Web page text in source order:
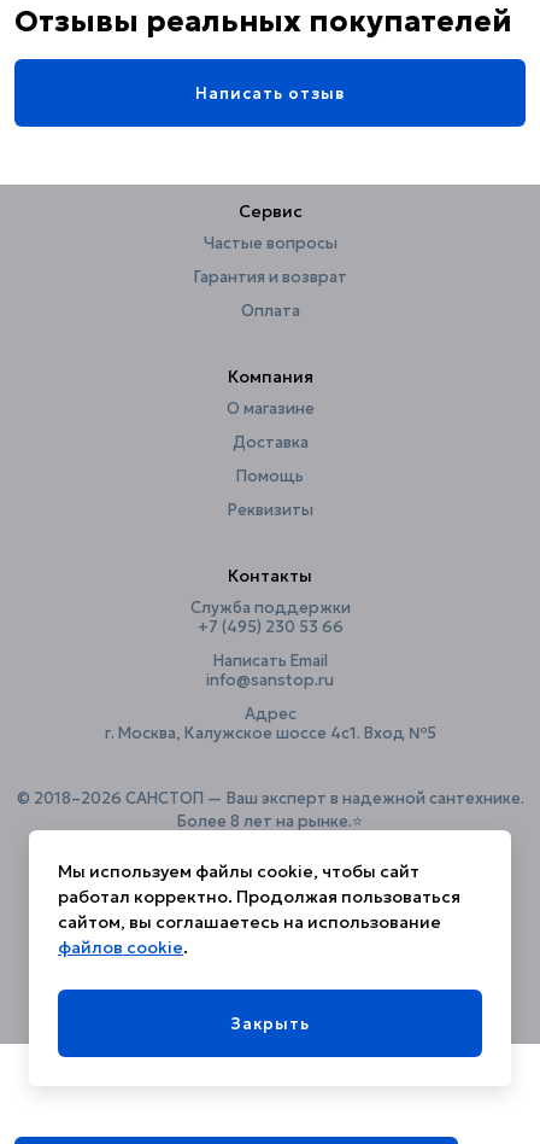
Внешний вид
глянцевая
Защита от обратного потока нет
Отзывы реальных покупателей
Написать отзыв
Сервис
Частые вопросы
Гарантия и возврат
Оплата
Компания
О магазине
Доставка
Помощь
Реквизиты
Контакты
Служба поддержки
+7 (495) 230 53 66
Написать Email
info@sanstop.ru
Адрес
г. Москва, Калужское шоссе 4с1. Вход №5
© 2018–2026 САНСТОП — Ваш эксперт в надежной сантехнике.
Более 8 лет на рынке.⭐️
Политика конфиденциальности
Мы используем файлы cookie, чтобы сайт
работал корректно. Продолжая пользоваться
сайтом, вы соглашаетесь на использование
файлов cookie.
Закрыть